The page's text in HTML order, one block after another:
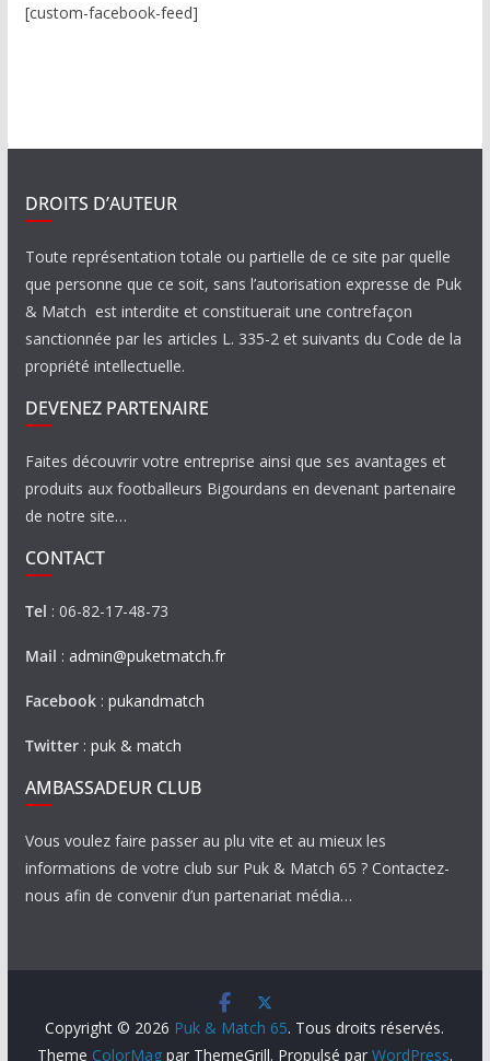
[custom-facebook-feed]
DROITS D’AUTEUR
Toute représentation totale ou partielle de ce site par quelle
que personne que ce soit, sans l’autorisation expresse de Puk
& Match est interdite et constituerait une contrefaçon
sanctionnée par les articles L. 335-2 et suivants du Code de la
propriété intellectuelle.
DEVENEZ PARTENAIRE
Faites découvrir votre entreprise ainsi que ses avantages et
produits aux footballeurs Bigourdans en devenant partenaire
de notre site…
CONTACT
Tel : 06-82-17-48-73
Mail : admin@puketmatch.fr
Facebook: pukandmatch
Twitter: puk & match
AMBASSADEUR CLUB
Vous voulez faire passer au plu vite et au mieux les
informations de votre club sur Puk & Match 65 ? Contactez-
nous afin de convenir d’un partenariat média…
Copyright © 2026 Puk & Match 65. Tous droits réservés.
Theme ColorMagpar ThemeGrill. Propulsé par WordPress.